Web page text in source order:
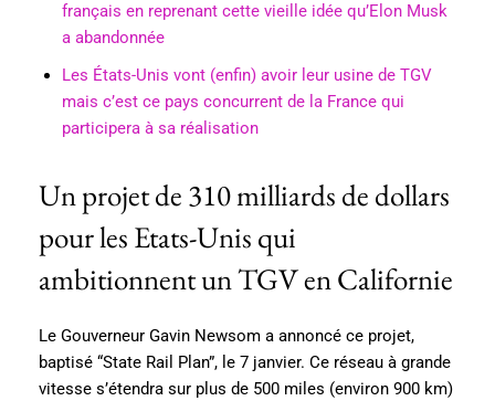
français en reprenant cette vieille idée qu’Elon Musk
a abandonnée
Les États-Unis vont (enfin) avoir leur usine de TGV
mais c’est ce pays concurrent de la France qui
participera à sa réalisation
Un projet de 310 milliards de dollars
pour les Etats-Unis qui
ambitionnent un TGV en Californie
Le Gouverneur Gavin Newsom a annoncé ce projet,
baptisé “State Rail Plan”, le 7 janvier. Ce réseau à grande
vitesse s’étendra sur plus de 500 miles (environ 900 km)